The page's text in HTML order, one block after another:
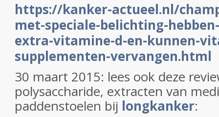
https://kanker-actueel.nl/
met-speciale-belichting-
extra-vitamine-d-en-kunnen-
supplementen-vervangen.html
30 maart 2015: lees ook deze
polysaccharide, extracten van
paddenstoelen bij longkanker: